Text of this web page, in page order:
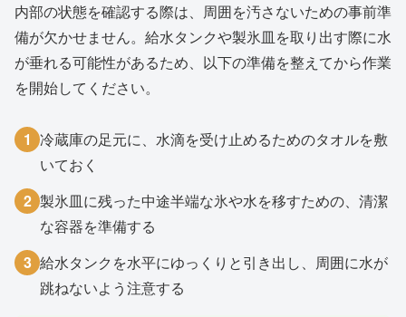
内部の状態を確認する際は、周囲を汚さないための事前準
備が欠かせません。給水タンクや製氷皿を取り出す際に水
が垂れる可能性があるため、以下の準備を整えてから作業
を開始してください。
1 冷蔵庫の足元に、水滴を受け止めるためのタオルを敷
いておく
2 製氷皿に残った中途半端な氷や水を移すための、清潔
な容器を準備する
3 給水タンクを水平にゆっくりと引き出し、周囲に水が
跳ねないよう注意する